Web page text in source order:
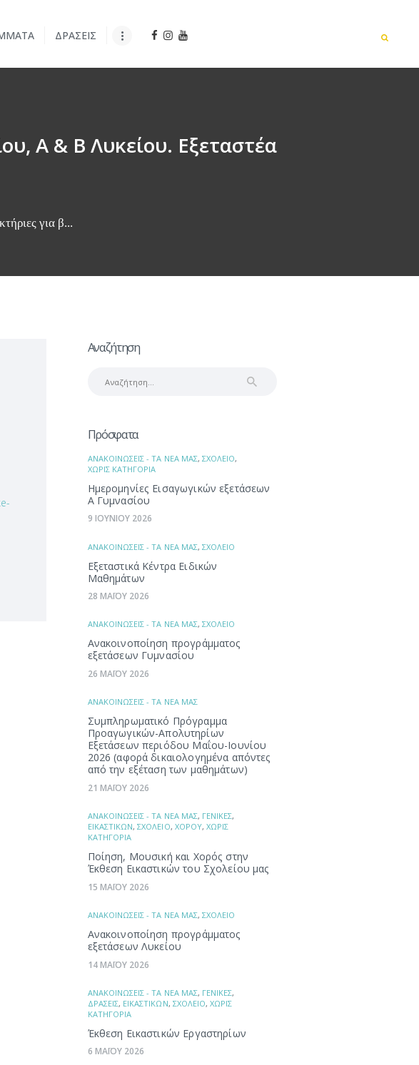
ΔΡΑΣΕΙΣ
Α & Β Λυκείου. Εξεταστέα
για β...
Αναζήτηση
Πρόσφατα
ΑΝΑΚΟΙΝΩΣΕΙΣ - ΤΑ ΝΕΑ ΜΑΣ,ΣΧΟΛΕΙΟ,
ΧΩΡΙΣ ΚΑΤΗΓΟΡΙΑ
Ημερομηνίες Εισαγωγικών εξετάσεων
Α Γυμνασίου
9 ΙΟΥΝΙΟΥ 2026
ΑΝΑΚΟΙΝΩΣΕΙΣ - ΤΑ ΝΕΑ ΜΑΣ,ΣΧΟΛΕΙΟ
Εξεταστικά Κέντρα Ειδικών
Μαθημάτων
28 ΜΑΪΟΥ 2026
ΑΝΑΚΟΙΝΩΣΕΙΣ - ΤΑ ΝΕΑ ΜΑΣ,ΣΧΟΛΕΙΟ
Ανακοινοποίηση προγράμματος
εξετάσεων Γυμνασίου
26 ΜΑΪΟΥ 2026
ΑΝΑΚΟΙΝΩΣΕΙΣ - ΤΑ ΝΕΑ ΜΑΣ
Συμπληρωματικό Πρόγραμμα
Προαγωγικών-Απολυτηρίων
Εξετάσεων περιόδου Μαΐου-Ιουνίου
2026 (αφορά δικαιολογημένα απόντες
από την εξέταση των μαθημάτων)
21 ΜΑΪΟΥ 2026
ΑΝΑΚΟΙΝΩΣΕΙΣ - ΤΑ ΝΕΑ ΜΑΣ, ΓΕΝΙΚΕΣ,
ΕΙΚΑΣΤΙΚΩΝ,ΣΧΟΛΕΙΟ, ΧΟΡΟΥ,ΧΩΡΙΣ
ΚΑΤΗΓΟΡΙΑ
Ποίηση, Μουσική και Χορός στην
Έκθεση Εικαστικών του Σχολείου μας
15 ΜΑΪΟΥ 2026
ΑΝΑΚΟΙΝΩΣΕΙΣ - ΤΑ ΝΕΑ ΜΑΣ,ΣΧΟΛΕΙΟ
Ανακοινοποίηση προγράμματος
εξετάσεων Λυκείου
14 ΜΑΪΟΥ 2026
ΑΝΑΚΟΙΝΩΣΕΙΣ - ΤΑ ΝΕΑ ΜΑΣ, ΓΕΝΙΚΕΣ,
ΔΡΑΣΕΙΣ, ΕΙΚΑΣΤΙΚΩΝ, ΣΧΟΛΕΙΟ,ΧΩΡΙΣ
ΚΑΤΗΓΟΡΙΑ
Έκθεση Εικαστικών Εργαστηρίων
6 ΜΑΪΟΥ 2026